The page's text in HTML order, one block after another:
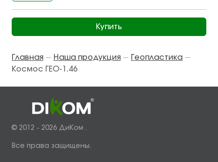
Купить
Главная — Наша продукция — Геопластика —
Космос ГЕО-1.46
© 2012 - 2026 ДиКом .
Все права защищены.